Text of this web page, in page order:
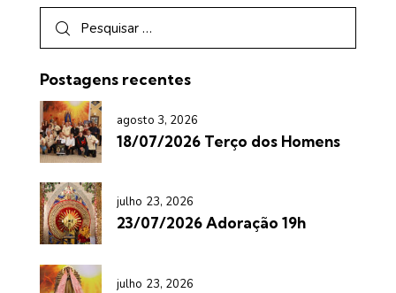
Postagens recentes
agosto 3, 2026
18/07/2026 Terço dos Homens
julho 23, 2026
23/07/2026 Adoração 19h
julho 23, 2026